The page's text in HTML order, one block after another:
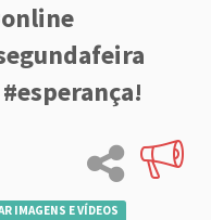
IMAGENS E VÍDEOS